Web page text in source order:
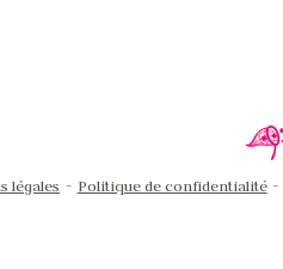
légales Politique de confidentialité